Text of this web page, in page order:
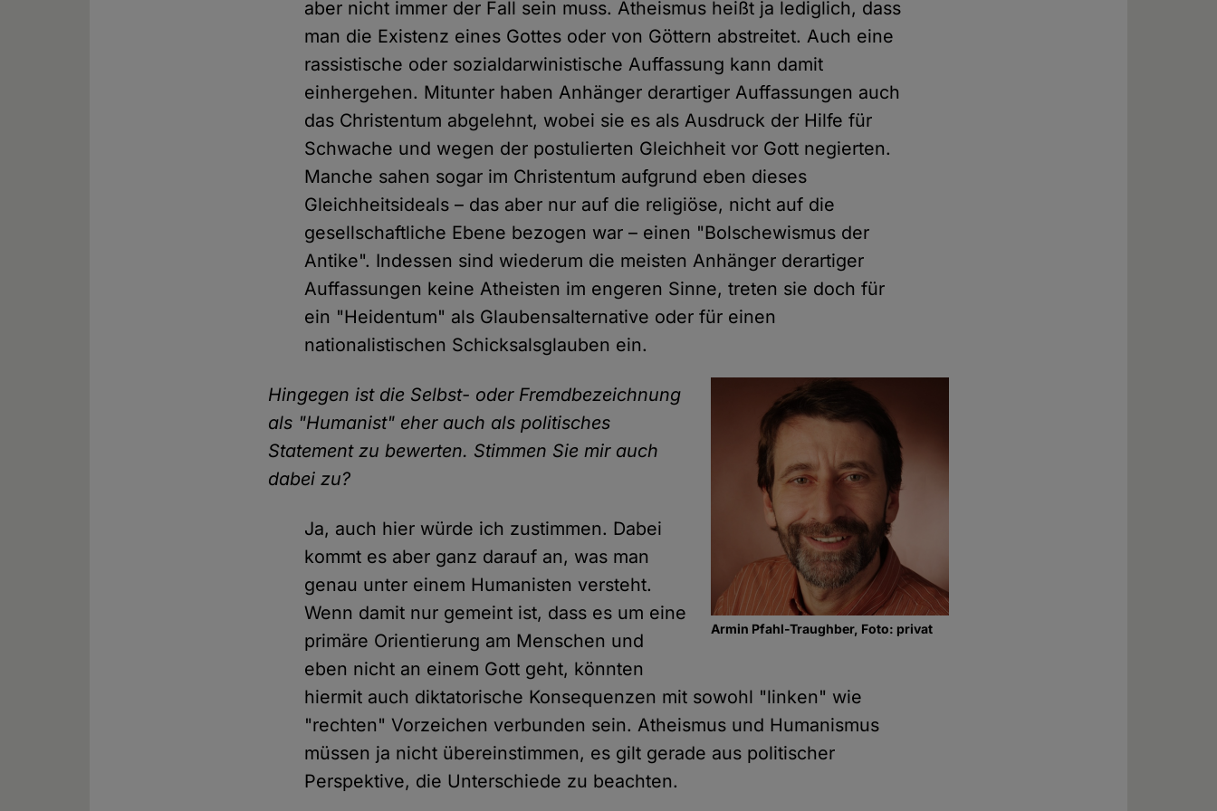
aber nicht immer der Fall sein muss. Atheismus heißt ja lediglich, dass
man die Existenz eines Gottes oder von Göttern abstreitet. Auch eine
rassistische oder sozialdarwinistische Auffassung kann damit
einhergehen. Mitunter haben Anhänger derartiger Auffassungen auch
das Christentum abgelehnt, wobei sie es als Ausdruck der Hilfe für
Schwache und wegen der postulierten Gleichheit vor Gott negierten.
Manche sahen sogar im Christentum aufgrund eben dieses
Gleichheitsideals – das aber nur auf die religiöse, nicht auf die
gesellschaftliche Ebene bezogen war – einen "Bolschewismus der
Antike". Indessen sind wiederum die meisten Anhänger derartiger
Auffassungen keine Atheisten im engeren Sinne, treten sie doch für
ein "Heidentum" als Glaubensalternative oder für einen
nationalistischen Schicksalsglauben ein.
Armin Pfahl-Traughber, Foto: privat
Hingegen ist die Selbst- oder Fremdbezeichnung
als "Humanist" eher auch als politisches
Statement zu bewerten. Stimmen Sie mir auch
dabei zu?
Ja, auch hier würde ich zustimmen. Dabei
kommt es aber ganz darauf an, was man
genau unter einem Humanisten versteht.
Wenn damit nur gemeint ist, dass es um eine
primäre Orientierung am Menschen und
eben nicht an einem Gott geht, könnten
hiermit auch diktatorische Konsequenzen mit sowohl "linken" wie
"rechten" Vorzeichen verbunden sein. Atheismus und Humanismus
müssen ja nicht übereinstimmen, es gilt gerade aus politischer
Perspektive, die Unterschiede zu beachten.